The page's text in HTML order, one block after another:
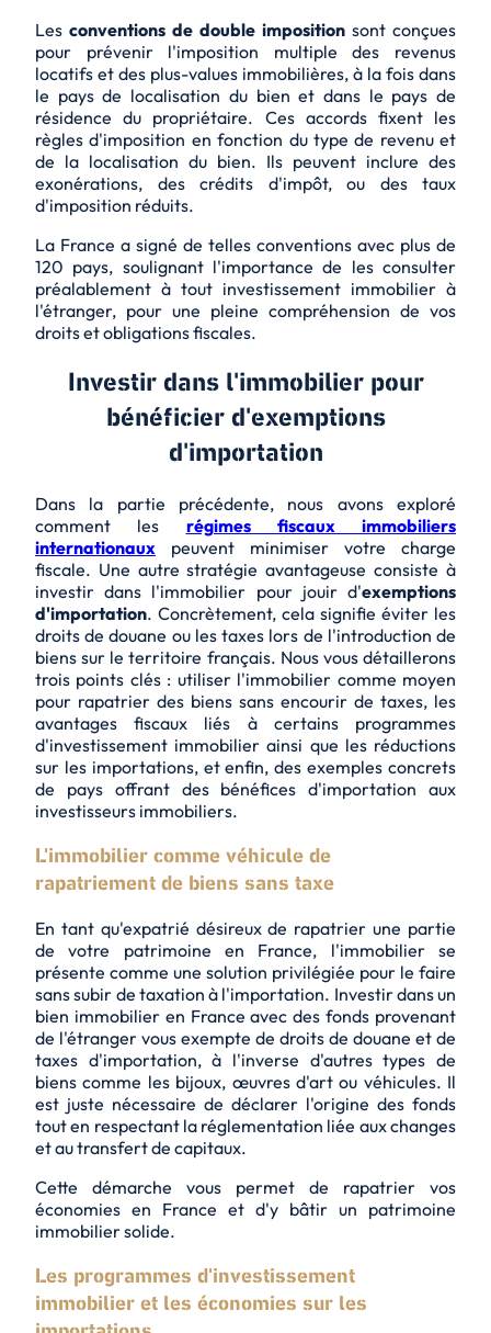
Les conventions de double imposition sont conçues
pour prévenir l'imposition multiple des revenus
locatifs et des plus-values immobilières, à la fois dans
le pays de localisation du bien et dans le pays de
résidence du propriétaire. Ces accords fixent les
règles d'imposition en fonction du type de revenu et
de la localisation du bien. Ils peuvent inclure des
exonérations, des crédits d'impôt, ou des taux
d'imposition réduits.
La France a signé de telles conventions avec plus de
120 pays, soulignant l'importance de les consulter
préalablement à tout investissement immobilier à
l'étranger, pour une pleine compréhension de vos
droits et obligations fiscales.
Investir dans l'immobilier pour
bénéficier d'exemptions
d'importation
Dans la partie précédente, nous avons exploré
comment les régimes fiscaux immobiliers
internationaux peuvent minimiser votre charge
fiscale. Une autre stratégie avantageuse consiste à
investir dans l'immobilier pour jouir d'exemptions
d'importation. Concrètement, cela signifie éviter les
droits de douane ou les taxes lors de l'introduction de
biens sur le territoire français. Nous vous détaillerons
trois points clés : utiliser l'immobilier comme moyen
pour rapatrier des biens sans encourir de taxes, les
avantages fiscaux liés à certains programmes
d'investissement immobilier ainsi que les réductions
sur les importations, et enfin, des exemples concrets
de pays offrant des bénéfices d'importation aux
investisseurs immobiliers.
L'immobilier comme véhicule de
rapatriement de biens sans taxe
En tant qu'expatrié désireux de rapatrier une partie
de votre patrimoine en France, l'immobilier se
présente comme une solution privilégiée pour le faire
sans subir de taxation à l'importation. Investir dans un
bien immobilier en France avec des fonds provenant
de l'étranger vous exempte de droits de douane et de
taxes d'importation, à l'inverse d'autres types de
biens comme les bijoux, œuvres d'art ou véhicules. Il
est juste nécessaire de déclarer l'origine des fonds
tout en respectant la réglementation liée aux changes
et au transfert de capitaux.
Cette démarche vous permet de rapatrier vos
économies en France et d'y bâtir un patrimoine
immobilier solide.
Les programmes d'investissement
immobilier et les économies sur les